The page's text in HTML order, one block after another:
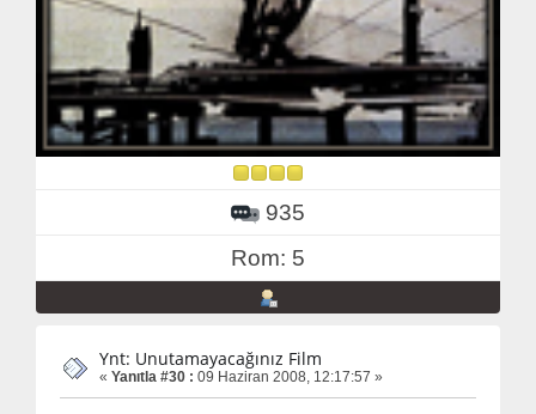
935
Rom: 5
Ynt: Unutamayacağınız Film
« Yanıtla #30 : 09 Haziran 2008, 12:17:57 »